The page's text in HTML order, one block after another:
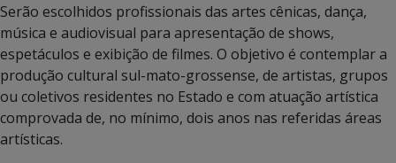
Serão escolhidos profissionais das artes cênicas, dança,
música e audiovisual para apresentação de shows,
espetáculos e exibição de filmes. O objetivo é contemplar a
produção cultural sul-mato-grossense, de artistas, grupos
ou coletivos residentes no Estado e com atuação artística
comprovada de, no mínimo, dois anos nas referidas áreas
artísticas.